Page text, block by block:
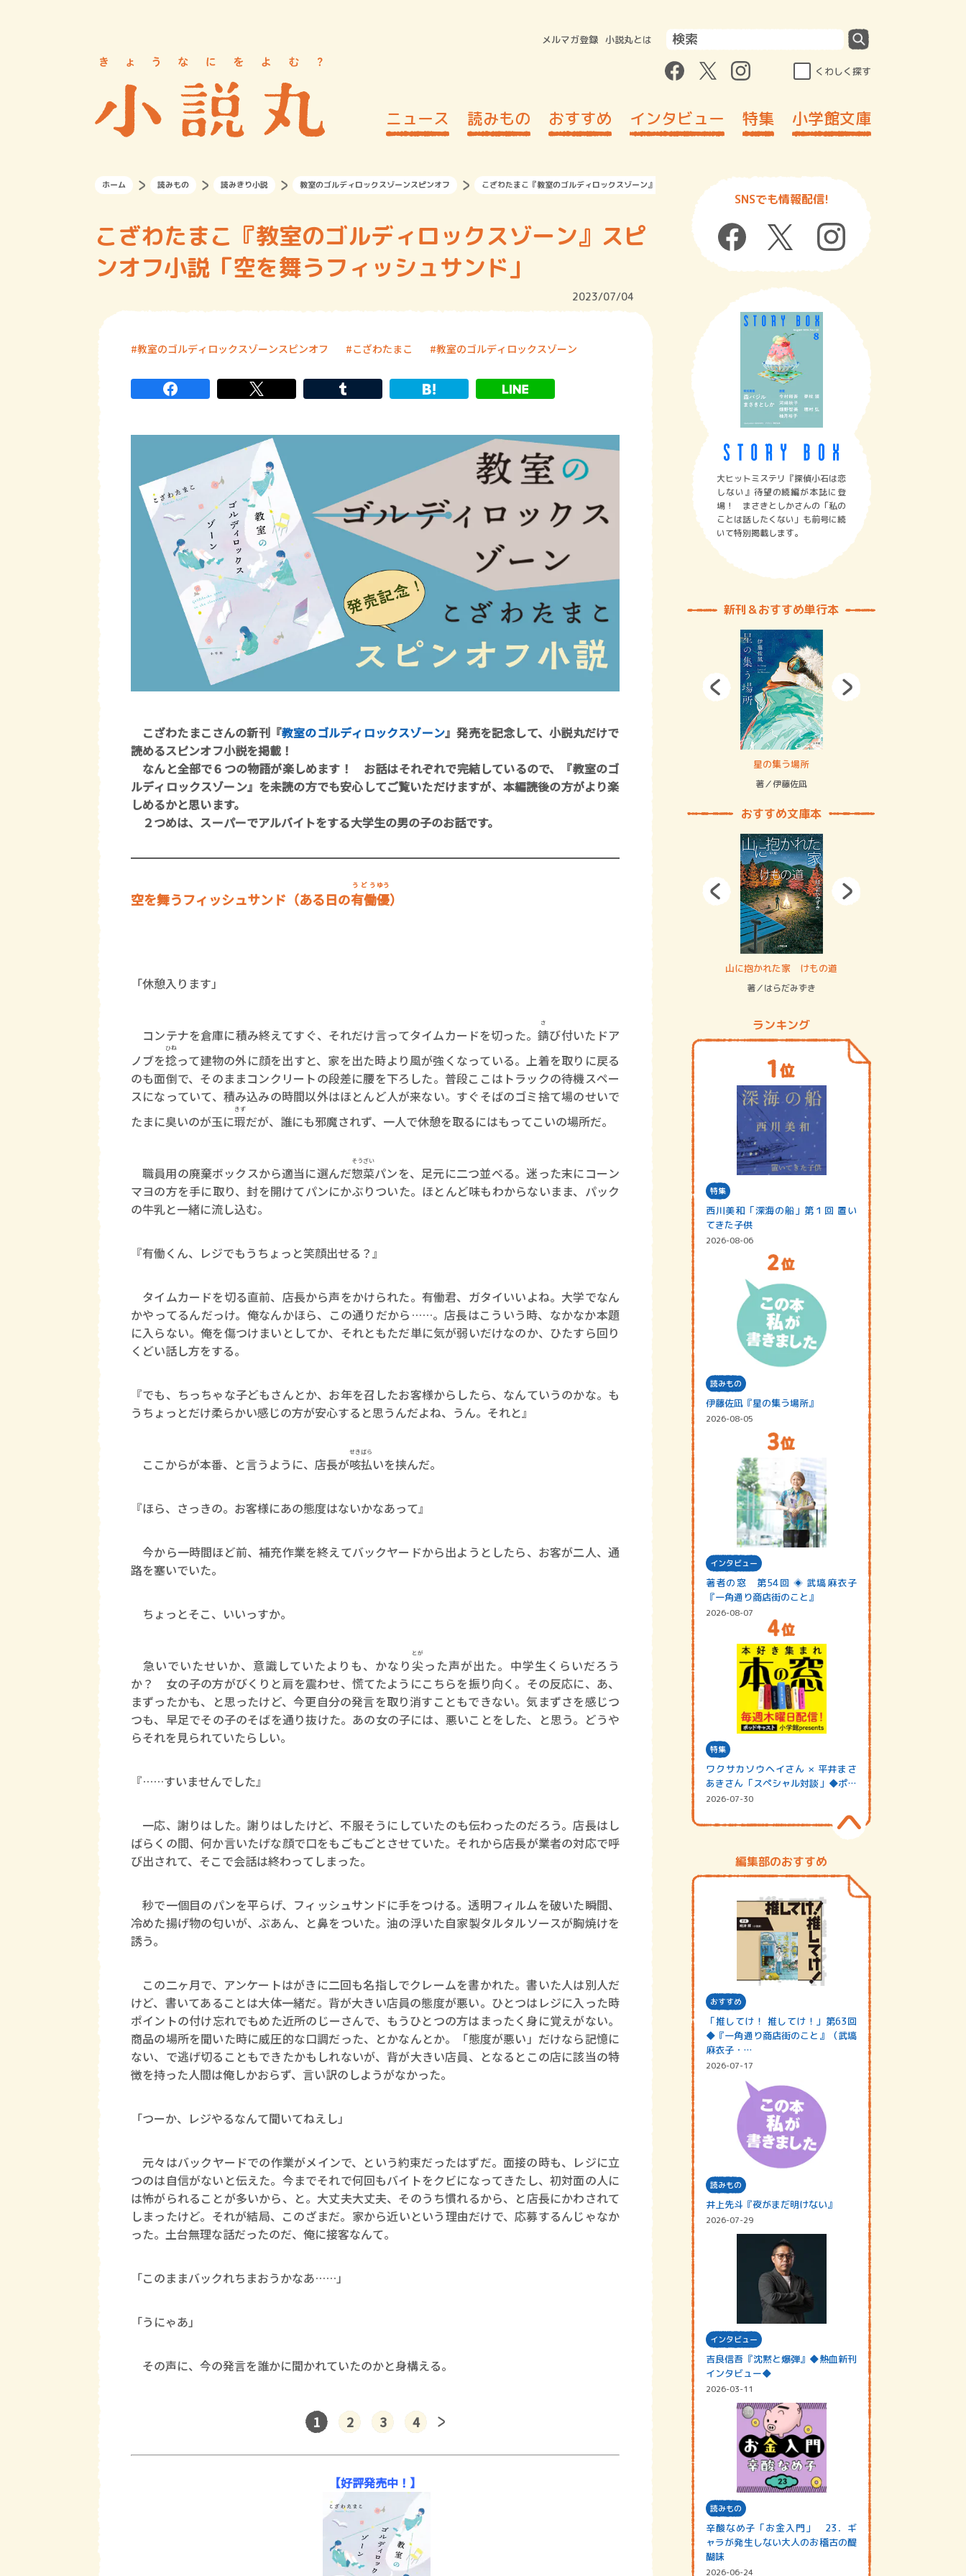
メルマガ登録 小説丸とは
くわしく探す
ニュース 読みもの おすすめ インタビュー 特集 小学館文庫
ホーム 読みもの 読みきり小説 教室のゴルディロックスゾーンスピンオフ こざわたまこ『教室のゴルディロックスゾーン』スピンオフ小説「空を舞うフィッシュサンド」
こざわたまこ『教室のゴルディロックスゾーン』スピ
ンオフ小説「空を舞うフィッシュサンド」
2023/07/04
教室のゴルディロックスゾーンスピンオフ こざわたまこ 教室のゴルディロックスゾーン
こざわたまこさんの新刊『教室のゴルディロックスゾーン』発売を記念して、小説丸だけで
読めるスピンオフ小説を掲載！
なんと全部で６つの物語が楽しめます！ お話はそれぞれで完結しているので、『教室のゴ
ルディロックスゾーン』を未読の方でも安心してご覧いただけますが、本編読後の方がより楽
しめるかと思います。
２つめは、スーパーでアルバイトをする大学生の男の子のお話です。
空を舞うフィッシュサンド（ある日の有働
うどう
優
ゆう
）
「休憩入ります」
コンテナを倉庫に積み終えてすぐ、それだけ言ってタイムカードを切った。 錆
さ
び付いたドア
ノブを捻
ひね
って建物の外に顔を出すと、家を出た時より風が強くなっている。上着を取りに戻る
のも面倒で、そのままコンクリートの段差に腰を下ろした。普段ここはトラックの待機スペー
スになっていて、積み込みの時間以外はほとんど人が来ない。すぐそばのゴミ捨て場のせいで
たまに臭いのが玉に瑕
きず
だが、誰にも邪魔されず、一人で休憩を取るにはもってこいの場所だ。
職員用の廃棄ボックスから適当に選んだ惣菜
そうざい
パンを、足元に二つ並べる。迷った末にコーン
マヨの方を手に取り、封を開けてパンにかぶりついた。ほとんど味もわからないまま、パック
の牛乳と一緒に流し込む。
『有働くん、レジでもうちょっと笑顔出せる？』
タイムカードを切る直前、店長から声をかけられた。有働君、ガタイいいよね。大学でなん
かやってるんだっけ。俺なんかほら、この通りだから……。店長はこういう時、なかなか本題
に入らない。俺を傷つけまいとしてか、それともただ単に気が弱いだけなのか、ひたすら回り
くどい話し方をする。
『でも、ちっちゃな子どもさんとか、お年を召したお客様からしたら、なんていうのかな。も
うちょっとだけ柔らかい感じの方が安心すると思うんだよね、うん。それと』
ここからが本番、と言うように、店長が咳払
せきばら
いを挟んだ。
『ほら、さっきの。お客様にあの態度はないかなあって』
今から一時間ほど前、補充作業を終えてバックヤードから出ようとしたら、お客が二人、通
路を塞いでいた。
ちょっとそこ、いいっすか。
急いでいたせいか、意識していたよりも、かなり尖
とが
った声が出た。中学生くらいだろう
か？ 女の子の方がびくりと肩を震わせ、慌てたようにこちらを振り向く。その反応に、あ、
まずったかも、と思ったけど、今更自分の発言を取り消すこともできない。気まずさを感じつ
つも、早足でその子のそばを通り抜けた。あの女の子には、悪いことをした、と思う。どうや
らそれを見られていたらしい。
『……すいませんでした』
一応、謝りはした。謝りはしたけど、不服そうにしていたのも伝わったのだろう。店長はし
ばらくの間、何か言いたげな顔で口をもごもごとさせていた。それから店長が業者の対応で呼
び出されて、そこで会話は終わってしまった。
秒で一個目のパンを平らげ、フィッシュサンドに手をつける。透明フィルムを破いた瞬間、
冷めた揚げ物の匂いが、ぷあん、と鼻をついた。油の浮いた自家製タルタルソースが胸焼けを
誘う。
この二ヶ月で、アンケートはがきに二回も名指しでクレームを書かれた。書いた人は別人だ
けど、書いてあることは大体一緒だ。背が大きい店員の態度が悪い。ひとつはレジに入った時
ポイントの付け忘れでもめた近所のじーさんで、もうひとつの方はまったく身に覚えがない。
商品の場所を聞いた時に威圧的な口調だった、とかなんとか。「態度が悪い」だけなら記憶に
ない、で逃げ切ることもできたかもしれないが、背が大きい店員、となるとこの店に該当の特
徴を持った人間は俺しかおらず、言い訳のしようがなかった。
「つーか、レジやるなんて聞いてねえし」
元々はバックヤードでの作業がメインで、という約束だったはずだ。面接の時も、レジに立
つのは自信がないと伝えた。今までそれで何回もバイトをクビになってきたし、初対面の人に
は怖がられることが多いから、と。大丈夫大丈夫、そのうち慣れるから、と店長にかわされて
しまったけど。それが結局、このざまだ。家から近いという理由だけで、応募するんじゃなか
った。土台無理な話だったのだ、俺に接客なんて。
「このままバックれちまおうかなあ……」
「うにゃあ」
その声に、今の発言を誰かに聞かれていたのかと身構える。
1 2 3 4
【好評発売中！】
SNSでも情報配信!
大ヒットミステリ『探偵小石は恋
しない』待望の続編が本誌に登
場！ まさきとしかさんの「私の
ことは話したくない」も前号に続
いて特別掲載します。
新刊＆おすすめ単行本
賞金稼ぎスリーサム！ 二重拘束の…
著／川瀬七緒
星の集う場所
著／伊藤佐凪
おすすめ文庫本
ロボット・イン・ザ・システム 山に抱かれた家 けもの道
著／はらだみずき
ランキング
特集
西川美和「深海の船」第１回 置い
てきた子供
2026-08-06
読みもの
伊藤佐凪『星の集う場所』
2026-08-05
インタビュー
著者の窓 第54回 ◈ 武塙麻衣子
『一角通り商店街のこと』
2026-08-07
特集
ワクサカソウヘイさん × 平井まさ
あきさん「スペシャル対談」◆ポッ
ドキャスト…
2026-07-30
編集部のおすすめ
おすすめ
「推してけ！ 推してけ！」第63回
◆『一角通り商店街のこと』（武塙
麻衣子・…
2026-07-17
読みもの
井上先斗『夜がまだ明けない』
2026-07-29
インタビュー
吉良信吾『沈黙と爆弾』◆熱血新刊
インタビュー◆
2026-03-11
読みもの
辛酸なめ子「お金入門」 23．ギ
ャラが発生しない大人のお稽古の醍
醐味
2026-06-24